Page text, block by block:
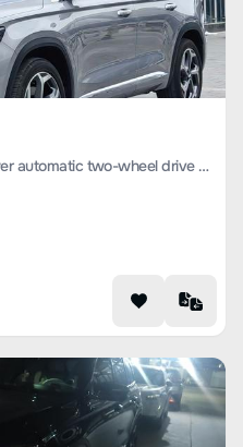
Xingyue L 2024 2.0 TD high-power automatic two-wheel drive cloud version